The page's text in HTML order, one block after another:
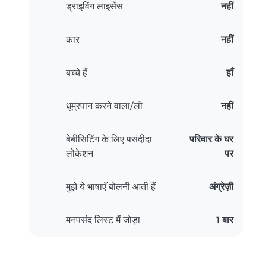
ड्राइविंग लाइसेंस नहीं
कार नहीं
बच्चे हैं हाँ
धूम्रपान करने वाला/ली नहीं
बेबीसिटिंग के लिए पसंदीदा
लोकेशन
परिवार के घर
पर
मुझे ये भाषाएँ बोलनी आती हैं अंग्रेज़ी
मनपसंद लिस्ट में जोड़ा 1 बार